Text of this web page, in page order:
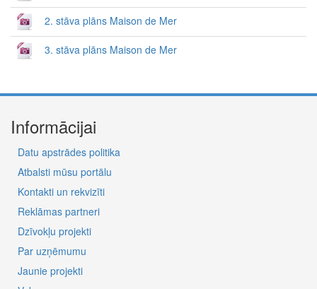
2. stāva plāns Maison de Mer
3. stāva plāns Maison de Mer
Informācijai
Datu apstrādes politika
Atbalsti mūsu portālu
Kontakti un rekvizīti
Reklāmas partneri
Dzīvokļu projekti
Par uzņēmumu
Jaunie projekti